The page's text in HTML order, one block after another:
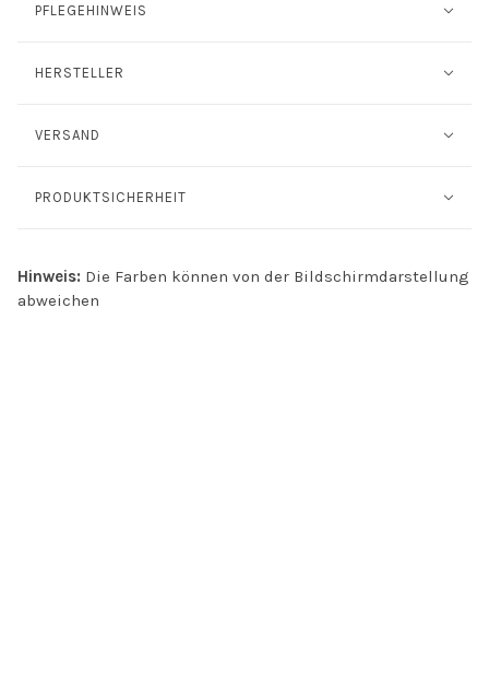
PFLEGEHINWEIS
HERSTELLER
VERSAND
PRODUKTSICHERHEIT
Hinweis: Die Farben können von der Bildschirmdarstellung
abweichen